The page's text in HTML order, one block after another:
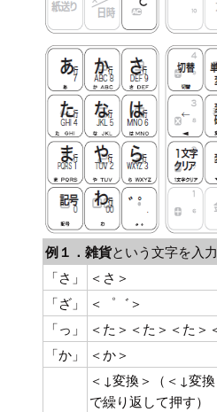
例１．雑貨という文字を入力
「さ」
＜さ＞
「ざ」
＜゜゛＞
「っ」
＜た＞＜た＞＜た＞
「か」
＜か＞
＜↓変換＞（＜↓変
で繰り返して押す）